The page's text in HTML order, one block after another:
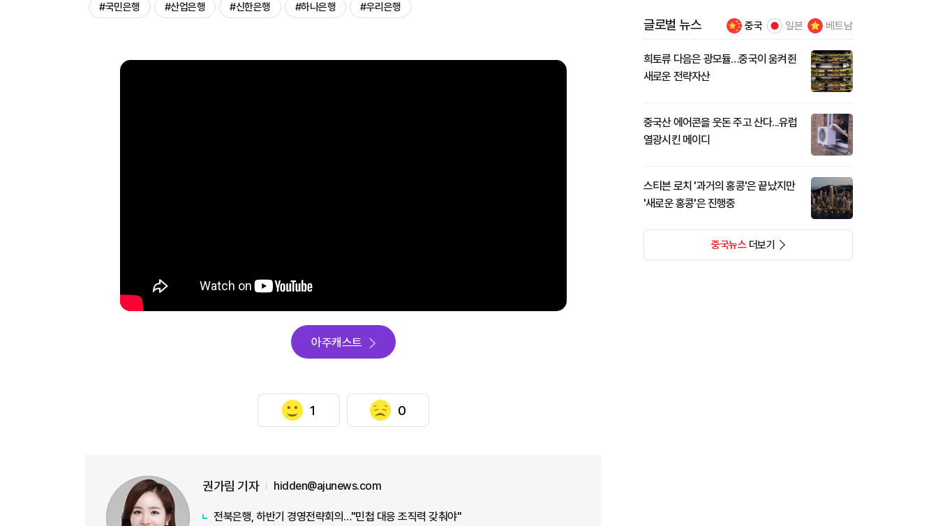
#국민은행 #산업은행 #신한은행 #하나은행 #우리은행
아주캐스트
1 0
권가림 기자 hidden@ajunews.com
전북은행, 하반기 경영전략회의…"민첩 대응 조직력 갖춰야"
글로벌 뉴스 중국 일본 베트남
희토류 다음은 광모듈…중국이 움켜쥔
새로운 전략자산
중국산 에어콘을 웃돈 주고 산다...유럽
열광시킨 메이디
스티븐 로치 '과거의 홍콩'은 끝났지만
'새로운 홍콩'은 진행중
중국뉴스더보기